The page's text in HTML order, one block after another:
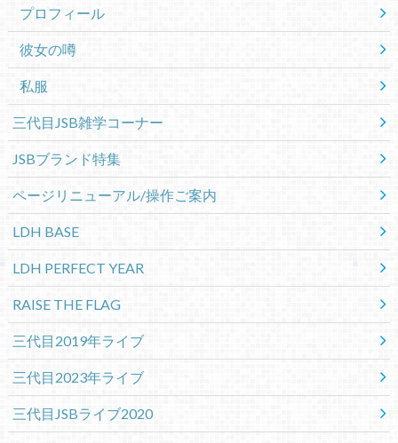
プロフィール
彼女の噂
私服
三代目JSB雑学コーナー
JSBブランド特集
ページリニューアル/操作ご案内
LDH BASE
LDH PERFECT YEAR
RAISE THE FLAG
三代目2019年ライブ
三代目2023年ライブ
三代目JSBライブ2020